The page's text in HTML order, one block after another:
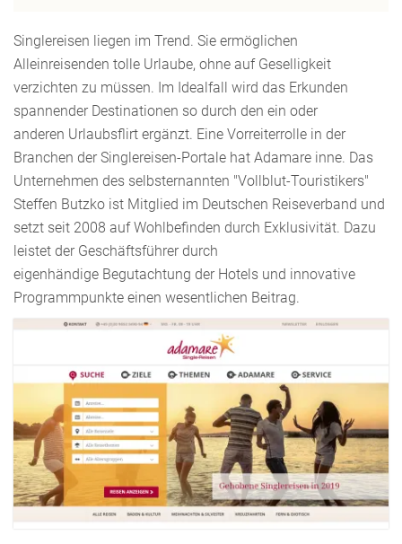
Singlereisen liegen im Trend. Sie ermöglichen
Alleinreisenden tolle Urlaube, ohne auf Geselligkeit
verzichten zu müssen. Im Idealfall wird das Erkunden
spannender Destinationen so durch den ein oder
anderen Urlaubsflirt ergänzt. Eine Vorreiterrolle in der
Branchen der Singlereisen-Portale hat Adamare inne. Das
Unternehmen des selbsternannten "Vollblut-Touristikers"
Steffen Butzko ist Mitglied im Deutschen Reiseverband und
setzt seit 2008 auf Wohlbefinden durch Exklusivität. Dazu
leistet der Geschäftsführer durch
eigenhändige Begutachtung der Hotels und innovative
Programmpunkte einen wesentlichen Beitrag.